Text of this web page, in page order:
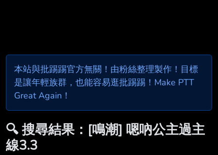
本站與批踢踢官方無關！由粉絲整理製作！目標
是讓年輕族群，也能容易逛批踢踢！Make PTT
Great Again！
🔍 搜尋結果：[鳴潮] 嗯吶公主過主
線3.3